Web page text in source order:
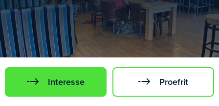
Interesse Proefrit